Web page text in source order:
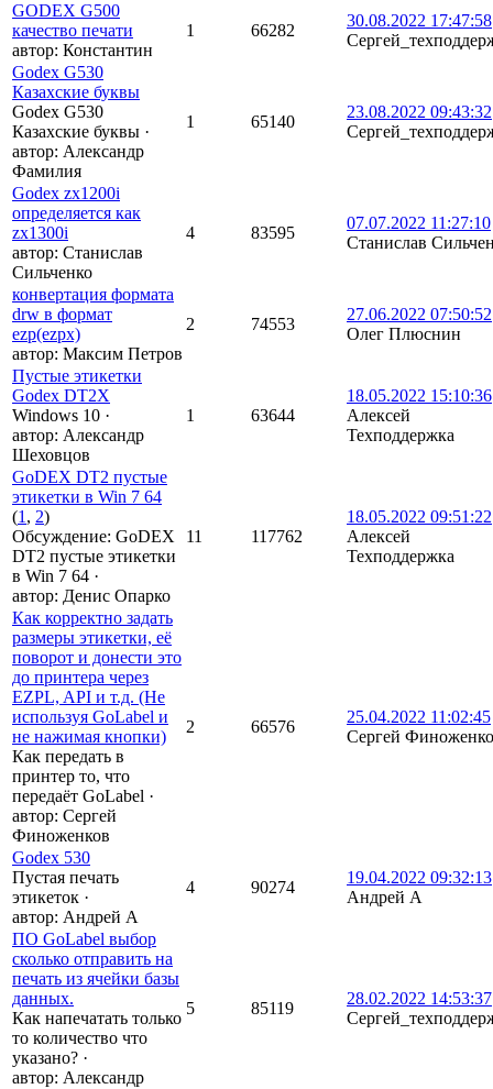
GODEX G500
качество печати
автор: Константин
1 66282
30.08.2022 17:47:58
Godex G530
Казахские буквы
Godex G530
Казахские буквы ·
автор: Александр
Фамилия
1 65140
23.08.2022 09:43:32
Godex zx1200i
определяется как
zx1300i
автор: Станислав
Сильченко
4 83595
07.07.2022 11:27:10
Станислав
конвертация формата
drw в формат
ezp(ezpx)
автор: Максим Петров
2 74553
27.06.2022 07:50:52
Олег Плюснин
Пустые этикетки
Godex DT2X
Windows 10 ·
автор: Александр
Шеховцов
1 63644
18.05.2022 15:10:36
Алексей
Техподдержка
GoDEX DT2 пустые
этикетки в Win 7 64
(1 , 2)
Обсуждение: GoDEX
DT2 пустые этикетки
в Win 7 64 ·
автор: Денис Опарко
11 117762
18.05.2022 09:51:22
Алексей
Техподдержка
Как корректно задать
размеры этикетки, её
поворот и донести это
до принтера через
EZPL, API и т.д. (Не
используя GoLabel и
не нажимая кнопки)
Как передать в
принтер то, что
передаёт GoLabel ·
автор: Сергей
Финоженков
2 66576
25.04.2022 11:02:45
Сергей
Godex 530
Пустая печать
этикеток ·
автор: Андрей A
4 90274
19.04.2022 09:32:13
Андрей A
ПО GoLabel выбор
сколько отправить на
печать из ячейки базы
данных.
Как напечатать только
то количество что
указано? ·
автор: Александр
5 85119
28.02.2022 14:53:37